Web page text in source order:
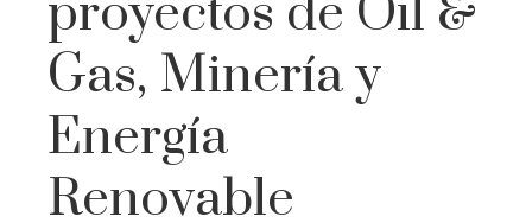
proyectos de Oil &
Gas, Minería y
Energía
Renovable